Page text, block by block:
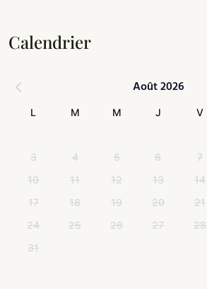
Calendrier
Août 2026
L M M J V
3
4 5 6 7
10
11 12 13 14
17
18 19 20 21
24
25 26 27 28
31